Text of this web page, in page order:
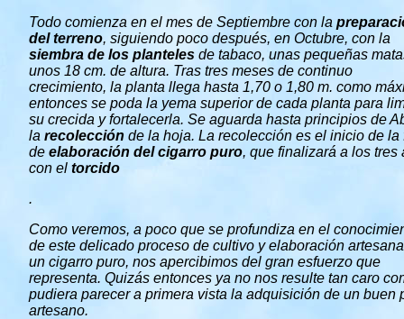
Todo comienza en el mes de Septiembre con la
del terreno, siguiendo poco después, en Octubre, con la
siembra de los planteles de tabaco, unas pequeñas
unos 18 cm. de altura. Tras tres meses de continuo
crecimiento, la planta llega hasta 1,70 o 1,80 m. como
entonces se poda la yema superior de cada planta para
su crecida y fortalecerla. Se aguarda hasta principios de
la recolección de la hoja. La recolección es el inicio de la
de elaboración del cigarro puro, que finalizará a los tres
con el torcido
.
Como veremos, a poco que se profundiza en el
de este delicado proceso de cultivo y elaboración
un cigarro puro, nos apercibimos del gran esfuerzo que
representa. Quizás entonces ya no nos resulte tan caro
pudiera parecer a primera vista la adquisición de un buen
artesano.